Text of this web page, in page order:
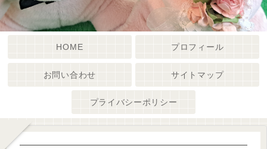
HOME プロフィール
お問い合わせ サイトマップ
プライバシーポリシー